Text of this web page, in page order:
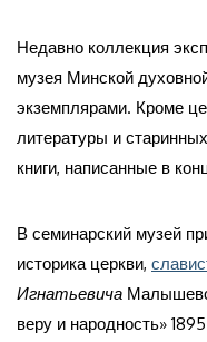
Недавно коллекция
музея Минской
экземплярами. Кроме
литературы и
книги, написанные в
В семинарский музей
историка церкви,
Игнатьевича
веру и народность»